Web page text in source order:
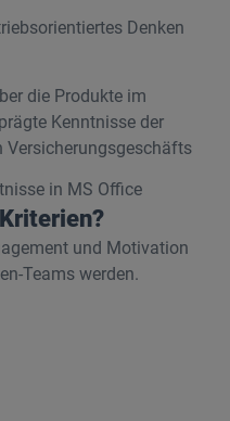
Denken
die Produkte im
Kenntnisse der
Versicherungsgeschäfts
in MS Office
und Motivation
Teams werden.